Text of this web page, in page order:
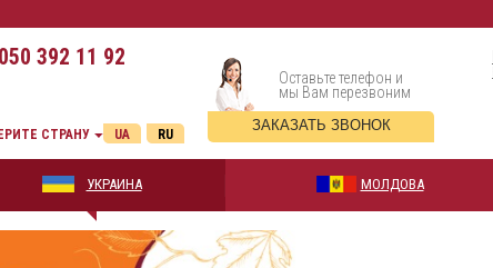
050 392 11 92
Оставьте телефон и
мы Вам перезвоним
ЗАКАЗАТЬ ЗВОНОК
СТРАНУ RU
UA
УКРАИНА МОЛДОВА